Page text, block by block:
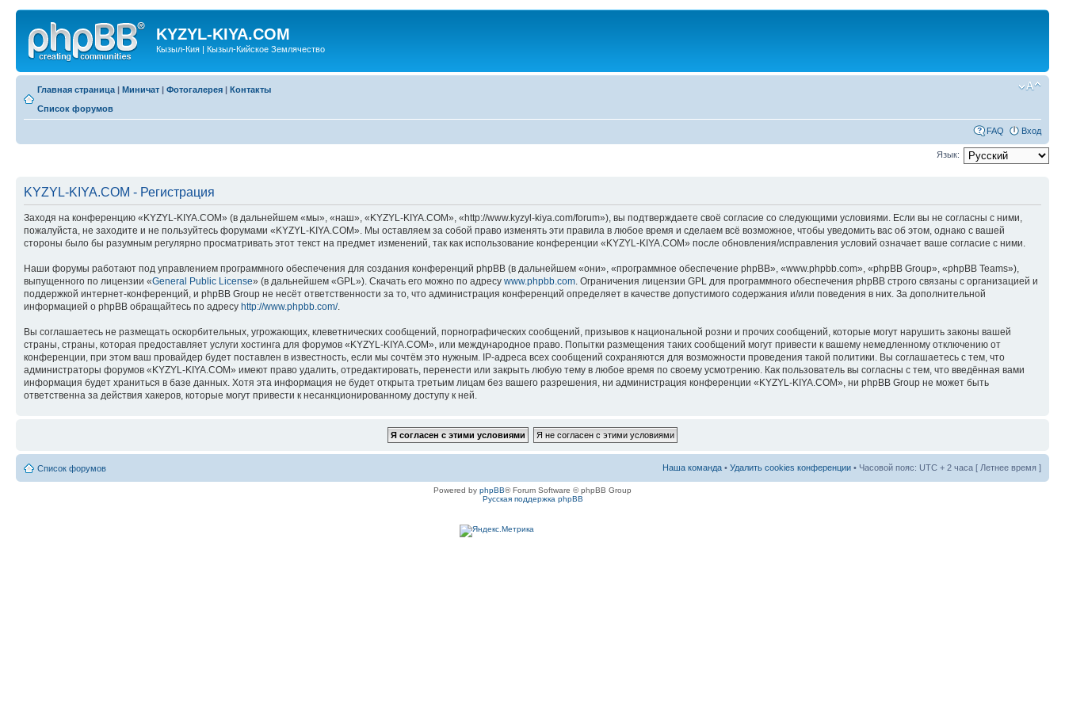
KYZYL-KIYA.COM
Кызыл-Кия | Кызыл-Кийское Землячество
Главная страница | Миничат | Фотогалерея | Контакты
Список форумов
FAQ Вход
Язык:
KYZYL-KIYA.COM - Регистрация
Заходя на конференцию «KYZYL-KIYA.COM» (в дальнейшем «мы», «наш», «KYZYL-KIYA.COM», «http://www.kyzyl-kiya.com/forum»), вы подтверждаете своё согласие со следующими условиями. Если вы не согласны с ними,
пожалуйста, не заходите и не пользуйтесь форумами «KYZYL-KIYA.COM». Мы оставляем за собой право изменять эти правила в любое время и сделаем всё возможное, чтобы уведомить вас об этом, однако с вашей
стороны было бы разумным регулярно просматривать этот текст на предмет изменений, так как использование конференции «KYZYL-KIYA.COM» после обновления/исправления условий означает ваше согласие с ними.
Наши форумы работают под управлением программного обеспечения для создания конференций phpBB (в дальнейшем «они», «программное обеспечение phpBB», «www.phpbb.com», «phpBB Group», «phpBB Teams»),
выпущенного по лицензии «General Public License» (в дальнейшем «GPL»). Скачать его можно по адресу www.phpbb.com. Ограничения лицензии GPL для программного обеспечения phpBB строго связаны с организацией и
поддержкой интернет-конференций, и phpBB Group не несёт ответственности за то, что администрация конференций определяет в качестве допустимого содержания и/или поведения в них. За дополнительной
информацией о phpBB обращайтесь по адресу http://www.phpbb.com/.
Вы соглашаетесь не размещать оскорбительных, угрожающих, клеветнических сообщений, порнографических сообщений, призывов к национальной розни и прочих сообщений, которые могут нарушить законы вашей
страны, страны, которая предоставляет услуги хостинга для форумов «KYZYL-KIYA.COM», или международное право. Попытки размещения таких сообщений могут привести к вашему немедленному отключению от
конференции, при этом ваш провайдер будет поставлен в известность, если мы сочтём это нужным. IP-адреса всех сообщений сохраняются для возможности проведения такой политики. Вы соглашаетесь с тем, что
администраторы форумов «KYZYL-KIYA.COM» имеют право удалить, отредактировать, перенести или закрыть любую тему в любое время по своему усмотрению. Как пользователь вы согласны с тем, что введённая вами
информация будет храниться в базе данных. Хотя эта информация не будет открыта третьим лицам без вашего разрешения, ни администрация конференции «KYZYL-KIYA.COM», ни phpBB Group не может быть
ответственна за действия хакеров, которые могут привести к несанкционированному доступу к ней.
Список форумов Наша команда • Удалить cookies конференции • Часовой пояс: UTC + 2 часа [ Летнее время ]
Powered by phpBB® Forum Software © phpBB Group
Русская поддержка phpBB